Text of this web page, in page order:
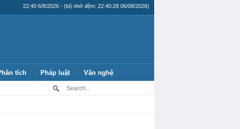
22:40 6/8/2026 - (bộ nhớ đệm: 22:40:28 06/08/2026)
tích Pháp luật Văn nghệ